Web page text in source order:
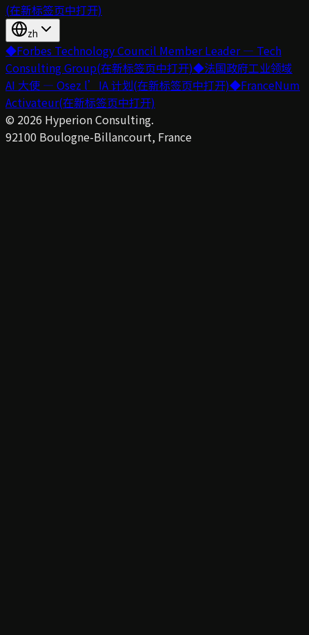
(在新标签页中打开)
zh
◆Forbes Technology Council Member Leader — Tech
Consulting Group(在新标签页中打开)◆法国政府工业领域
AI 大使 — Osez l’IA 计划(在新标签页中打开)◆FranceNum
Activateur(在新标签页中打开)
© 2026 Hyperion Consulting.
92100 Boulogne-Billancourt, France